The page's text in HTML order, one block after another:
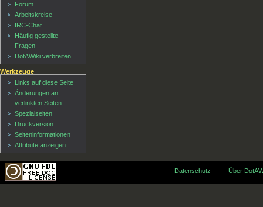
Forum
Arbeitskreise
IRC-Chat
Häufig gestellte
Fragen
DotAWiki verbreiten
Werkzeuge
Links auf diese Seite
Änderungen an
verlinkten Seiten
Spezialseiten
Druckversion
Seiten­informationen
Attribute anzeigen
Datenschutz Über